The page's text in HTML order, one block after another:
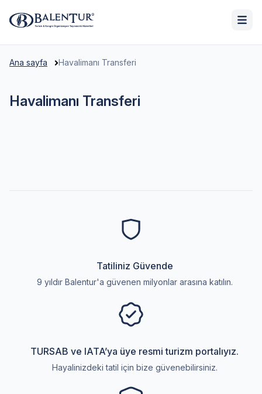
Ana sayfa Havalimanı Transferi
Havalimanı Transferi
Tatiliniz Güvende
9 yıldır Balentur'a güvenen milyonlar arasına katılın.
TURSAB ve IATA’ya üye resmi turizm portalıyız.
Hayalinizdeki tatil için bize güvenebilirsiniz.